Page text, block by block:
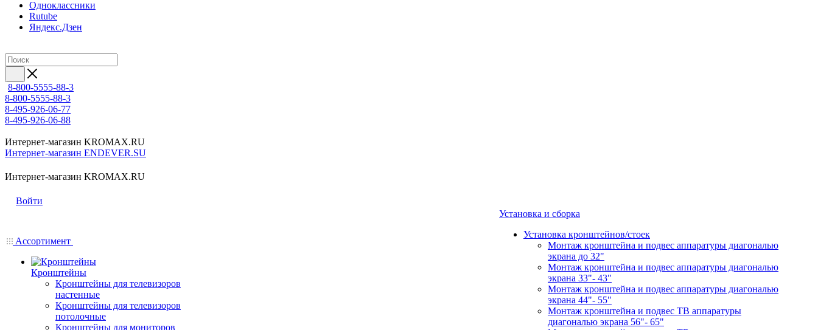
Одноклассники
Rutube
Яндекс.Дзен
8-800-5555-88-3
8-800-5555-88-3
8-495-926-06-77
8-495-926-06-88
Интернет-магазин KROMAX.RU
Интернет-магазин ENDEVER.SU
Интернет-магазин KROMAX.RU
Войти
Ассортимент
Кронштейны
Кронштейны для телевизоров
настенные
Кронштейны для телевизоров
потолочные
Кронштейны для мониторов
Установка и сборка
Установка кронштейнов/стоек
Монтаж кронштейна и подвес аппаратуры диагональю
экрана до 32"
Монтаж кронштейна и подвес аппаратуры диагональю
экрана 33"- 43"
Монтаж кронштейна и подвес аппаратуры диагональю
экрана 44"- 55"
Монтаж кронштейна и подвес ТВ аппаратуры
диагональю экрана 56"- 65"